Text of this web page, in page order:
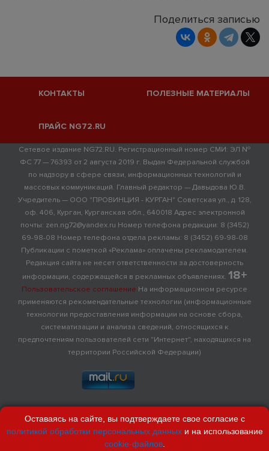
Поделиться записью
КОНТАКТЫ ПОЛЕЗНЫЕ МАТЕРИАЛЫ
ПРАЙС NG72.RU
Сетевое издание NG72.RU. Регистрационный номер СМИ: ЭЛ №
ФС 77 — 76393 от 2 августа 2019 г. Выдан Федеральной службой
по надзору в сфере связи, информационных технологий и
массовых коммуникаций. Главный редактор — Давыдова Ю.В.
Учредитель — ООО "ПРОВИНЦИЯ - КУРГАН" Советская ул., д. 128,
оф. 406, Курган, Курганская обл., 640018 Адрес электронной
почты: zen.ng72@yandex.ru Номер телефона редакции: 8 (3452)
69-98-08 Номер телефона отдела рекламы: 8 (3452) 69-98-08
Публикации с пометкой «Реклама» оплачены рекламодателем.
Редакция сайта не несет ответственности за достоверность
информации, содержащейся в рекламных объявлениях. 18+
Пользовательское соглашение На информационном ресурсе
применяются рекомендательные технологии (информационные
технологии предоставления информации на основе сбора,
систематизации и анализа сведений, относящихся к
предпочтениям пользователей сети "Интернет", находящихся на
территории Российской Федерации)
Оставаясь на сайте, вы подтверждаете свое согласие с
политикой обработки персональных данныхи на использование
cookie-файлов.